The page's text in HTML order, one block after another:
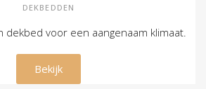
DEKBEDDEN
dekbed voor een aangenaam klimaat.
€ 219,00
Bekijk